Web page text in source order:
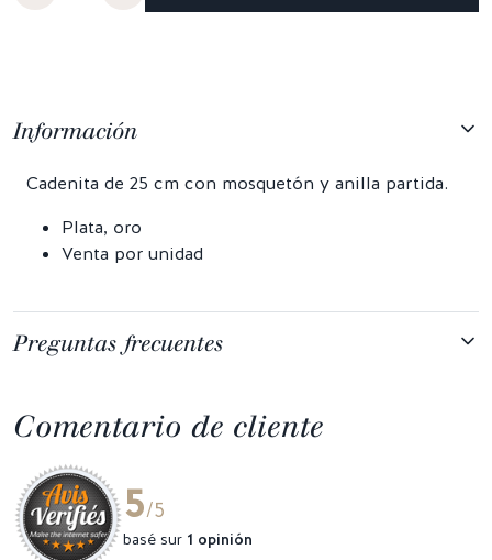
Información
Cadenita de 25 cm con mosquetón y anilla partida.
Plata, oro
Venta por unidad
Preguntas frecuentes
Comentario de cliente
5/5
basé sur 1 opinión